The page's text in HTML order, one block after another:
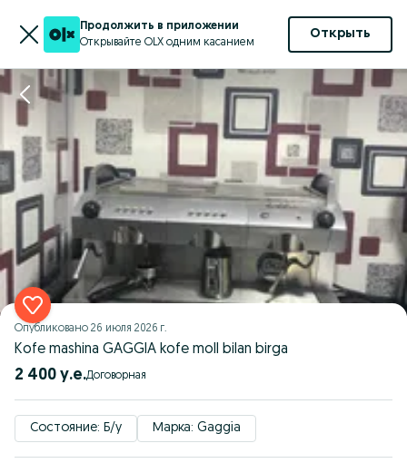
Продолжить в приложении
Открывайте OLX одним касанием
Открыть
Опубликовано 26 июля 2026 г.
Kofe mashina GAGGIA kofe moll bilan birga
2 400 у.е. Договорная
Состояние: Б/у Марка: Gaggia